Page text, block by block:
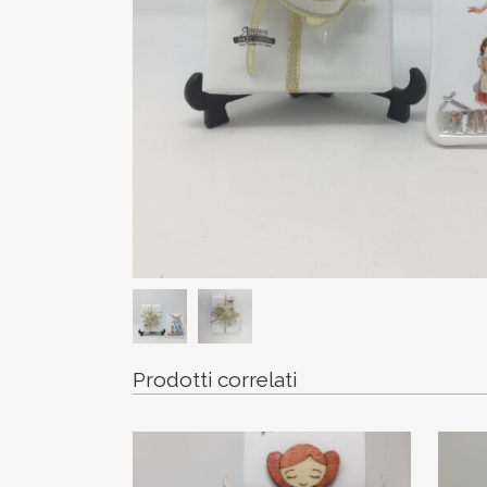
Prodotti correlati